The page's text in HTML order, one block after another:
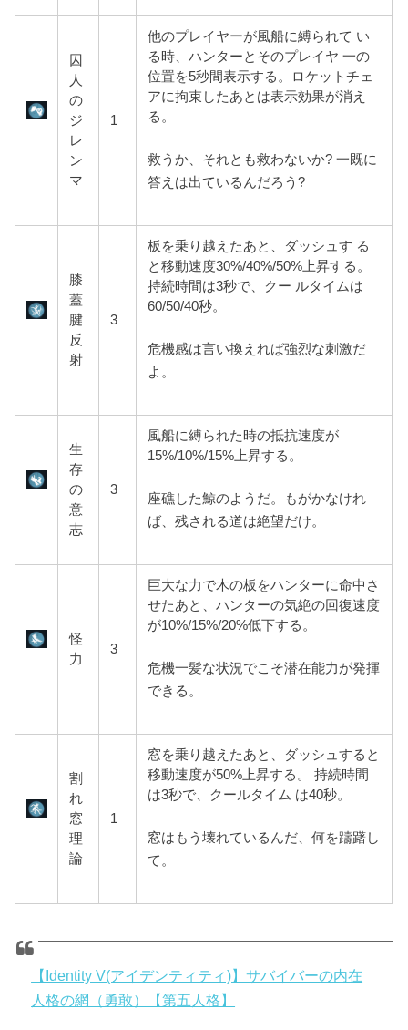
囚
人
の
ジ
レ
ン
マ
1
他のプレイヤーが風船に縛られて い
る時、ハンターとそのプレイヤ 一の
位置を5秒間表示する。ロケットチェ
アに拘束したあとは表示効果が消え
る。
救うか、それとも救わないか? 一既に
答えは出ているんだろう?
膝
蓋
腱
反
射
3
板を乗り越えたあと、ダッシュす る
と移動速度30%/40%/50%上昇する。
持続時間は3秒で、クー ルタイムは
60/50/40秒。
危機感は言い換えれば強烈な刺激だ
よ。
生
存
の
意
志
3
風船に縛られた時の抵抗速度が
15%/10%/15%上昇する。
座礁した鯨のようだ。もがかなけれ
ば、残される道は絶望だけ。
怪
力
3
巨大な力で木の板をハンターに命中さ
せたあと、ハンターの気絶の回復速度
が10%/15%/20%低下する。
危機一髪な状況でこそ潜在能力が発揮
できる。
割
れ
窓
理
論
1
窓を乗り越えたあと、ダッシュすると
移動速度が50%上昇する。 持続時間
は3秒で、クールタイム は40秒。
窓はもう壊れているんだ、何を躊躇し
て。
【Identity V(アイデンティティ)】サバイバーの内在
人格の網（勇敢）【第五人格】